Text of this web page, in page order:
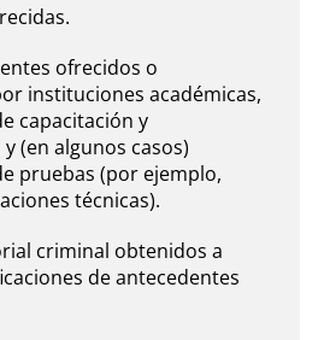
ofrecidos o
instituciones académicas,
capacitación y
(en algunos casos)
pruebas (por ejemplo,
técnicas).
criminal obtenidos a
de antecedentes